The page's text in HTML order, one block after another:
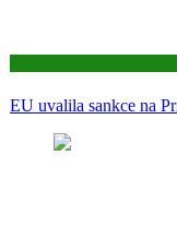
EU uvalila sankce na